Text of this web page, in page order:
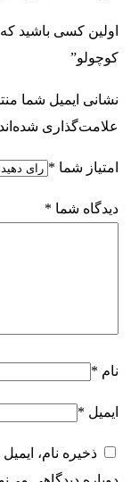
اولین کسی باشید
کوچولو”
نشانی ایمیل شما
علامت‌گذاری شده‌اند
امتیاز شما *
دیدگاه شما *
نام *
ایمیل *
ذخیره نام،